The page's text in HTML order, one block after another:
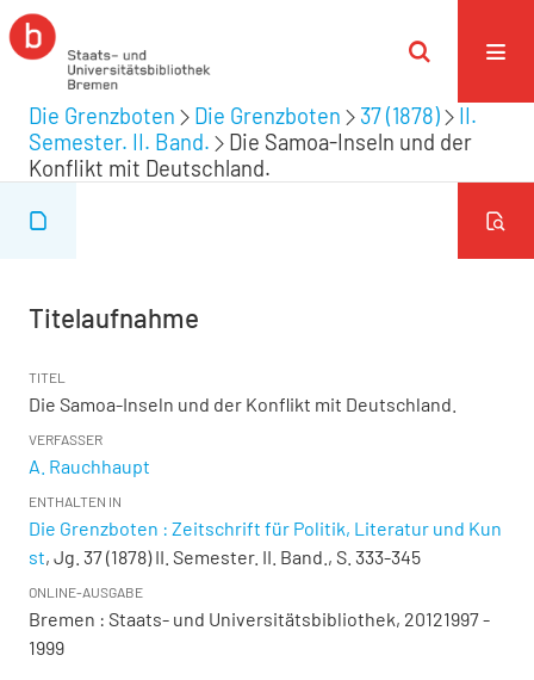
Die Grenzboten Die Grenzboten 37 (1878)
II.
Semester. II. Band.
Die Samoa-Inseln und der
Konflikt mit Deutschland.
Titelaufnahme
TITEL
Die Samoa-Inseln und der Konflikt mit Deutschland.
VERFASSER
A. Rauchhaupt
ENTHALTEN IN
Die Grenzboten : Zeitschrift für Politik, Literatur und Kun
st, Jg. 37 (1878) II. Semester. II. Band., S. 333-345
ONLINE-AUSGABE
Bremen : Staats- und Universitätsbibliothek, 20121997 -
1999